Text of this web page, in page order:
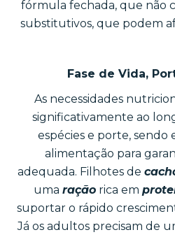
fórmula fechada, que não
substitutivos, que podem
Fase de Vida,
As necessidades
significativamente ao
espécies e porte, sendo
alimentação para
adequada. Filhotes de
uma ração rica em
suportar o rápido
Já os adultos precisam de